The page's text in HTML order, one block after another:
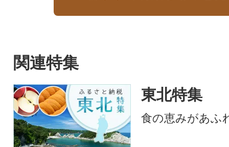
関連特集
東北特集
食の恵みがあふ